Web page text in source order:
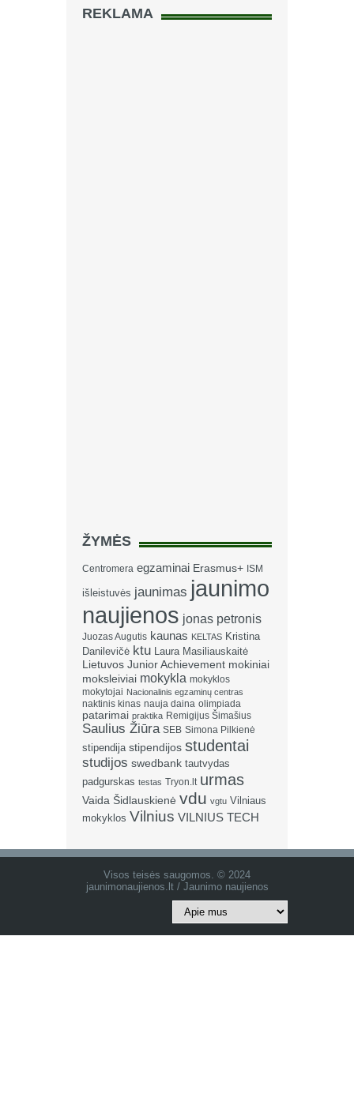
REKLAMA
ŽYMĖS
Centromera egzaminai Erasmus+ ISM
išleistuvės jaunimas jaunimo
naujienos jonas petronis
Juozas Augutis kaunas KELTAS Kristina
Danilevičė ktu Laura Masiliauskaitė
Lietuvos Junior Achievement mokiniai
moksleiviai mokykla mokyklos
mokytojai Nacionalinis egzaminų centras
naktinis kinas nauja daina olimpiada
patarimai praktika Remigijus Šimašius
Saulius Žiūra SEB Simona Pilkienė
stipendija stipendijos studentai
studijos swedbank tautvydas
padgurskas testas Tryon.lt urmas
Vaida Šidlauskienė vdu vgtu Vilniaus
mokyklos Vilnius VILNIUS TECH
Visos teisės saugomos. © 2024
jaunimonaujienos.lt / Jaunimo naujienos